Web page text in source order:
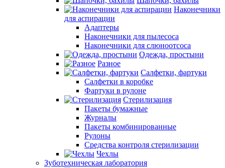
Наконечники
для аспирации
Адаптеры
Наконечники для пылесоса
Наконечники для слюноотсоса
Одежда, простыни
Разное
Салфетки, фартуки
Салфетки в коробке
Фартуки в рулоне
Стерилизация
Пакеты бумажные
Журналы
Пакеты комбинированные
Рулоны
Средства контроля стерилизации
Чехлы
Зуботехническая лаборатория